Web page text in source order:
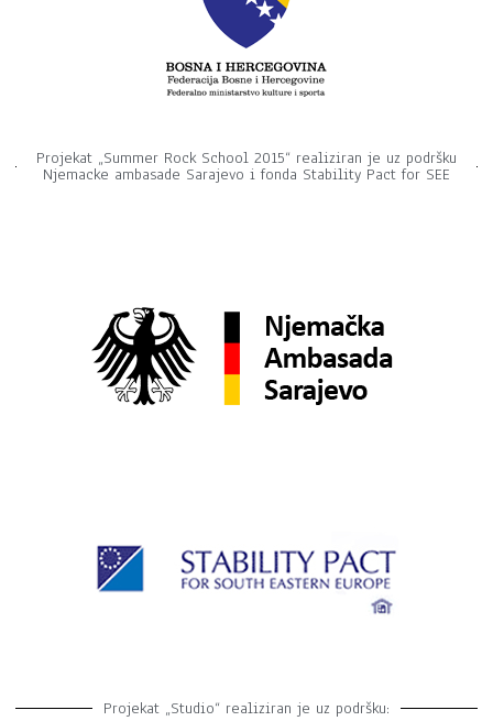
Projekat „Summer Rock School 2015“ realiziran je uz podršku
Njemacke ambasade Sarajevo i fonda Stability Pact for SEE
Projekat „Studio“ realiziran je uz podršku: